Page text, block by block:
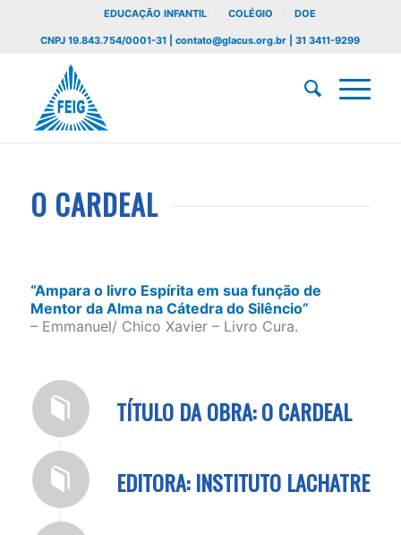
EDUCAÇÃO INFANTIL COLÉGIO DOE
CNPJ 19.843.754/0001-31 | contato@glacus.org.br | 31 3411-9299
O CARDEAL
“Ampara o livro Espírita em sua função de
Mentor da Alma na Cátedra do Silêncio”
– Emmanuel/ Chico Xavier – Livro Cura.
TÍTULO DA OBRA: O CARDEAL
EDITORA: INSTITUTO LACHATRE